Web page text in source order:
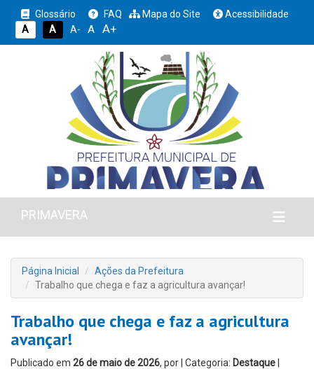
Glossário FAQ Mapa do Site
Acessibilidade
A
A A- A A+
PRIMAVERA
Página Inicial
Ações da Prefeitura
Trabalho que chega e faz a agricultura avançar!
Trabalho que chega e faz a agricultura
avançar!
Publicado em 26 de maio de 2026, por | Categoria: Destaque